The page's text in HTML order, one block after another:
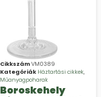
CikkszámVM0389
Kategóriák Háztartási cikkek,
Műanyagpoharak
Boroskehely